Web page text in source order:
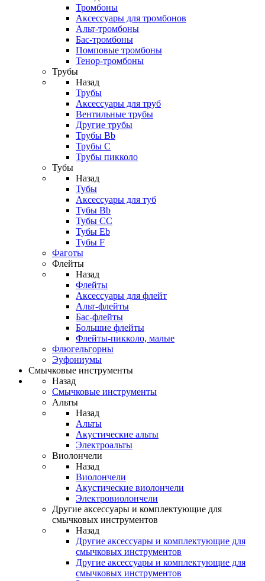
Тромбоны
Аксессуары для тромбонов
Альт-тромбоны
Бас-тромбоны
Помповые тромбоны
Тенор-тромбоны
Трубы
Назад
Трубы
Аксессуары для труб
Вентильные трубы
Другие трубы
Трубы Bb
Трубы C
Трубы пикколо
Тубы
Назад
Тубы
Аксессуары для туб
Тубы Bb
Тубы CC
Тубы Eb
Тубы F
Фаготы
Флейты
Назад
Флейты
Аксессуары для флейт
Альт-флейты
Бас-флейты
Большие флейты
Флейты-пикколо, малые
Флюгельгорны
Эуфониумы
Смычковые инструменты
Назад
Смычковые инструменты
Альты
Назад
Альты
Акустические альты
Электроальты
Виолончели
Назад
Виолончели
Акустические виолончели
Электровиолончели
Другие аксессуары и комплектующие для
смычковых инструментов
Назад
Другие аксессуары и комплектующие для
смычковых инструментов
Другие аксессуары и комплектующие для
смычковых инструментов